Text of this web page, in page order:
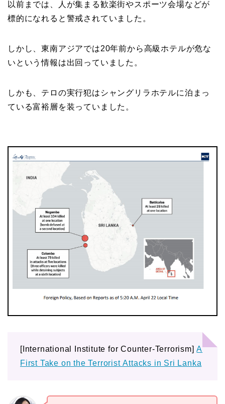
以前までは、人が集まる歓楽街やスポーツ会場などが
標的になれると警戒されていました。
しかし、東南アジアでは20年前から高級ホテルが危な
いという情報は出回っていました。
しかも、テロの実行犯はシャングリラホテルに泊まっ
ている富裕層を装っていました。
[International Institute for Counter-Terrorism]A
First Take on the Terrorist Attacks in Sri Lanka